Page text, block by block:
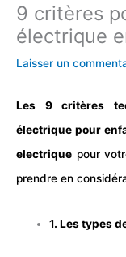
9 critères
électrique
Laisser un
Les 9 critères
électrique pour
electrique pour
prendre en
1. Les types